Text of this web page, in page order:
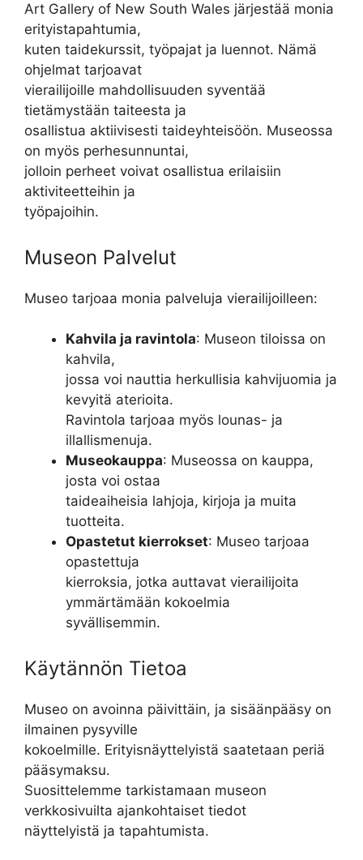
Art Gallery of New South Wales järjestää monia
erityistapahtumia,
kuten taidekurssit, työpajat ja luennot. Nämä
ohjelmat tarjoavat
vierailijoille mahdollisuuden syventää
tietämystään taiteesta ja
osallistua aktiivisesti taideyhteisöön. Museossa
on myös perhesunnuntai,
jolloin perheet voivat osallistua erilaisiin
aktiviteetteihin ja
työpajoihin.
Museon Palvelut
Museo tarjoaa monia palveluja vierailijoilleen:
Kahvila ja ravintola: Museon tiloissa on
kahvila,
jossa voi nauttia herkullisia kahvijuomia ja
kevyitä aterioita.
Ravintola tarjoaa myös lounas- ja
illallismenuja.
Museokauppa: Museossa on kauppa,
josta voi ostaa
taideaiheisia lahjoja, kirjoja ja muita
tuotteita.
Opastetut kierrokset: Museo tarjoaa
opastettuja
kierroksia, jotka auttavat vierailijoita
ymmärtämään kokoelmia
syvällisemmin.
Käytännön Tietoa
Museo on avoinna päivittäin, ja sisäänpääsy on
ilmainen pysyville
kokoelmille. Erityisnäyttelyistä saatetaan periä
pääsymaksu.
Suosittelemme tarkistamaan museon
verkkosivuilta ajankohtaiset tiedot
näyttelyistä ja tapahtumista.